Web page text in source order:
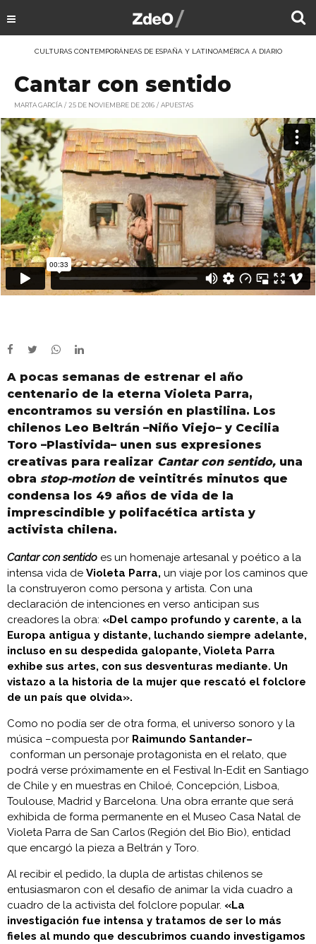
CULTURAS CONTEMPORÁNEAS DE ESPAÑA Y LATINOAMÉRICA A DIARIO
Cantar con sentido
MARTA GARCÍA 25 DE NOVIEMBRE DE 2016 APUESTAS
A pocas semanas de estrenar el año
centenario de la eterna Violeta Parra,
encontramos su versión en plastilina. Los
chilenos Leo Beltrán –Niño Viejo– y Cecilia
Toro –Plastivida– unen sus expresiones
creativas para realizar Cantar con sentido, una
obra stop-motionde veintitrés minutos que
condensa los 49 años de vida de la
imprescindible y polifacética artista y
activista chilena.
Cantar con sentido es un homenaje artesanal y poético a la
intensa vida de Violeta Parra, un viaje por los caminos que
la construyeron como persona y artista. Con una
declaración de intenciones en verso anticipan sus
creadores la obra: «Del campo profundo y carente, a la
Europa antigua y distante, luchando siempre adelante,
incluso en su despedida galopante, Violeta Parra
exhibe sus artes, con sus desventuras mediante. Un
vistazo a la historia de la mujer que rescató el folclore
de un país que olvida».
Como no podía ser de otra forma, el universo sonoro y la
música –compuesta por Raimundo Santander–
conforman un personaje protagonista en el relato, que
podrá verse próximamente en el Festival In-Edit en Santiago
de Chile y en muestras en Chiloé, Concepción, Lisboa,
Toulouse, Madrid y Barcelona. Una obra errante que será
exhibida de forma permanente en el Museo Casa Natal de
Violeta Parra de San Carlos (Región del Bio Bio), entidad
que encargó la pieza a Beltrán y Toro.
Al recibir el pedido, la dupla de artistas chilenos se
entusiasmaron con el desafío de animar la vida cuadro a
cuadro de la activista del folclore popular. «La
investigación fue intensa y tratamos de ser lo más
fieles al mundo que descubrimos cuando investigamos